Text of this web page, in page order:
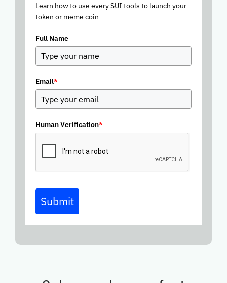
Learn how to use every SUI tools to launch your
token or meme coin
Full Name
Email*
Human Verification*
Submit